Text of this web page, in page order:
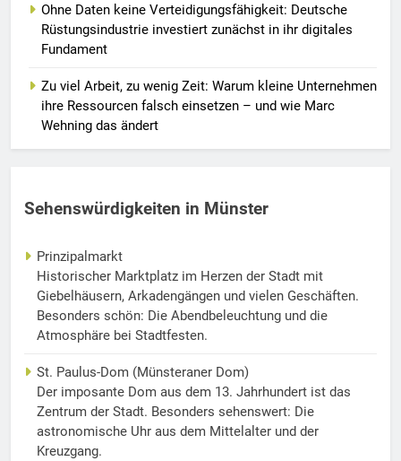
Ohne Daten keine Verteidigungsfähigkeit: Deutsche
Rüstungsindustrie investiert zunächst in ihr digitales
Fundament
Zu viel Arbeit, zu wenig Zeit: Warum kleine Unternehmen
ihre Ressourcen falsch einsetzen – und wie Marc
Wehning das ändert
Sehenswürdigkeiten in Münster
Prinzipalmarkt
Historischer Marktplatz im Herzen der Stadt mit
Giebelhäusern, Arkadengängen und vielen Geschäften.
Besonders schön: Die Abendbeleuchtung und die
Atmosphäre bei Stadtfesten.
St. Paulus-Dom (Münsteraner Dom)
Der imposante Dom aus dem 13. Jahrhundert ist das
Zentrum der Stadt. Besonders sehenswert: Die
astronomische Uhr aus dem Mittelalter und der
Kreuzgang.